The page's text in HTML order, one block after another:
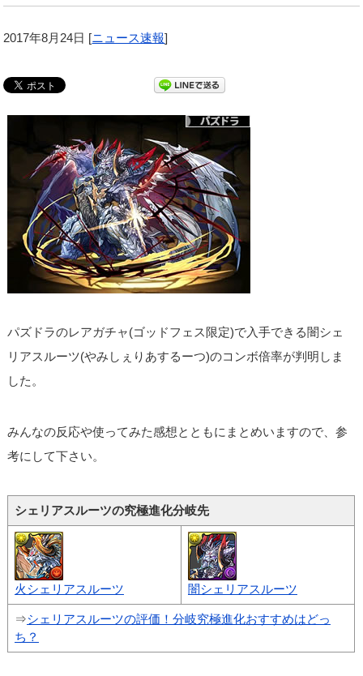
2017年8月24日 [ニュース速報]
パズドラのレアガチャ(ゴッドフェス限定)で入手できる闇シェ
リアスルーツ(やみしぇりあするーつ)のコンボ倍率が判明しま
した。
みんなの反応や使ってみた感想とともにまとめいますので、参
考にして下さい。
シェリアスルーツの究極進化分岐先
火シェリアスルーツ 闇シェリアスルーツ
⇒シェリアスルーツの評価！分岐究極進化おすすめはどっ
ち？